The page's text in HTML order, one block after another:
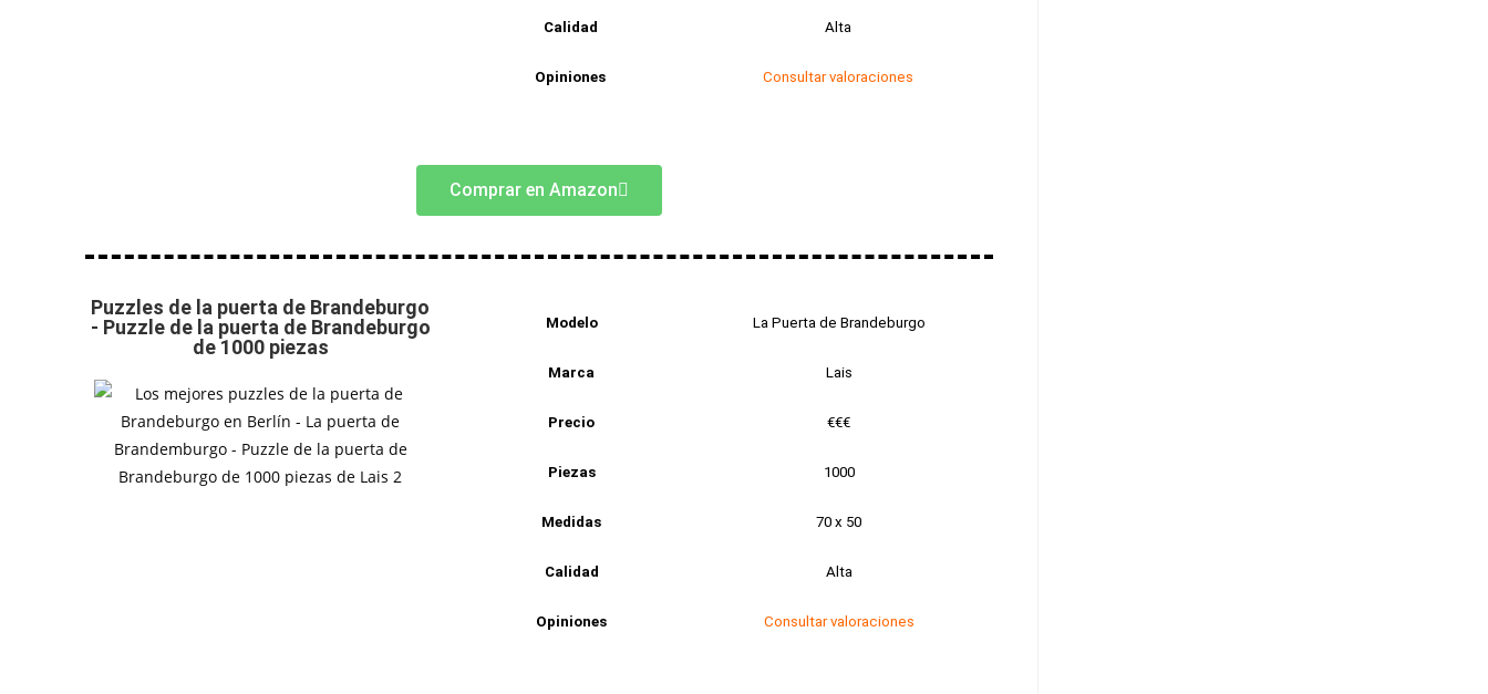
Calidad Alta
Opiniones Consultar valoraciones
Comprar en Amazon
Puzzles de la puerta de Brandeburgo
- Puzzle de la puerta de Brandeburgo
de 1000 piezas
Modelo La Puerta de Brandeburgo
Marca Lais
Precio €€€
Piezas 1000
Medidas 70 x 50
Calidad Alta
Opiniones Consultar valoraciones